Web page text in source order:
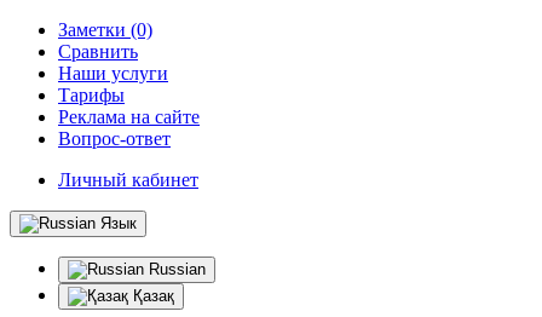
Заметки (0)
Сравнить
Наши услуги
Тарифы
Реклама на сайте
Вопрос-ответ
Личный кабинет
Язык
Russian
Қазақ